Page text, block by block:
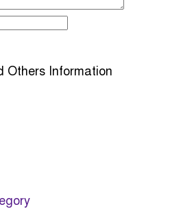
Others Information